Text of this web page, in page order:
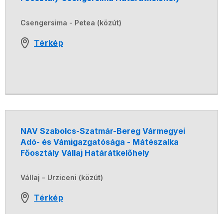
Csengersima - Petea (közút)
Térkép
NAV Szabolcs-Szatmár-Bereg Vármegyei
Adó- és Vámigazgatósága - Mátészalka
Főosztály Vállaj Határátkelőhely
Vállaj - Urziceni (közút)
Térkép